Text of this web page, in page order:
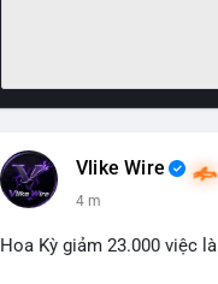
Vlike Wire
4 m
Hoa Kỳ giảm 23.000 việc